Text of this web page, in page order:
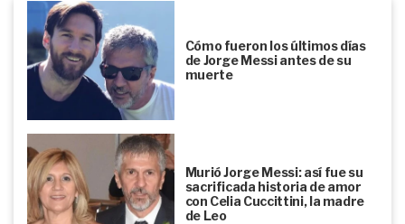
Cómo fueron los últimos días
de Jorge Messi antes de su
muerte
Murió Jorge Messi: así fue su
sacrificada historia de amor
con Celia Cuccittini, la madre
de Leo